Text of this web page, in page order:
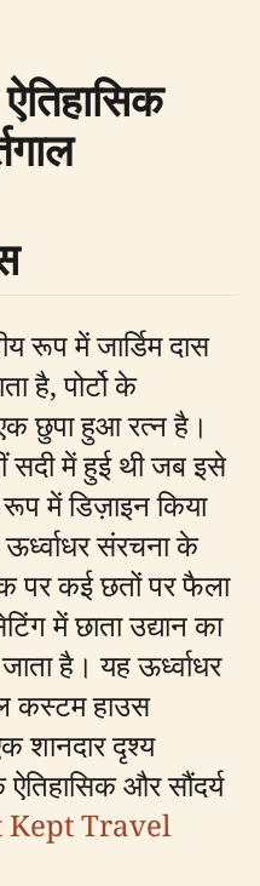
रूप में जार्डिम दास
है, पोर्टो के
छुपा हुआ रत्न है।
सदी में हुई थी जब इसे
में डिज़ाइन किया
संरचना के
पर कई छतों पर फैला
में छाता उद्यान का
है। यह ऊर्ध्वाधर
कस्टम हाउस
शानदार दृश्य
और सौंदर्य
Kept Travel